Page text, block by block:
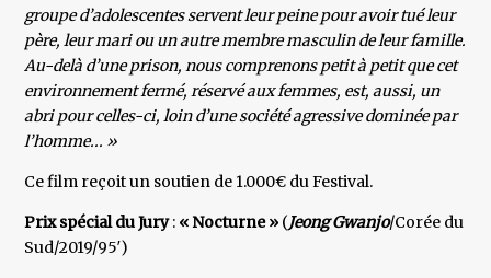
groupe d’adolescentes servent leur peine pour avoir tué leur
père, leur mari ou un autre membre masculin de leur famille.
Au-delà d’une prison, nous comprenons petit à petit que cet
environnement fermé, réservé aux femmes, est, aussi, un
abri pour celles-ci, loin d’une société agressive dominée par
l’homme... »
Ce film reçoit un soutien de 1.000€ du Festival.
Prix spécial du Jury: « Nocturne » (Jeong Gwanjo/Corée du
Sud/2019/95′)